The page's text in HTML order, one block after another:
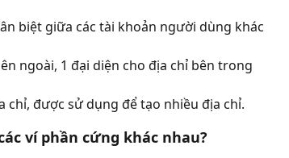
biệt giữa các tài khoản người dùng khác
ngoài, 1 đại diện cho địa chỉ bên trong
chỉ, được sử dụng để tạo nhiều địa chỉ.
ví phần cứng khác nhau?